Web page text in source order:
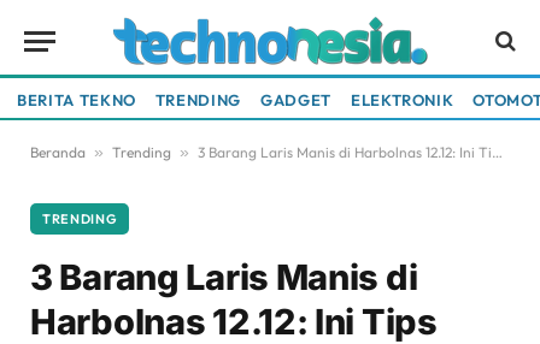
BERITA TEKNO TRENDING GADGET ELEKTRONIK
Beranda » Trending » 3 Barang Laris Manis di Harbolnas 12.12: Ini Tips Belanja Sukses!
TRENDING
3 Barang Laris Manis di
Harbolnas 12.12: Ini Tips